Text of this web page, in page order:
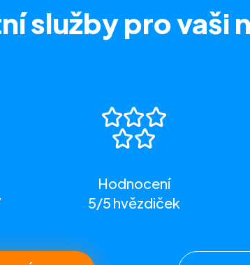
službypro vaši
Hodnocení
5/5 hvězdiček